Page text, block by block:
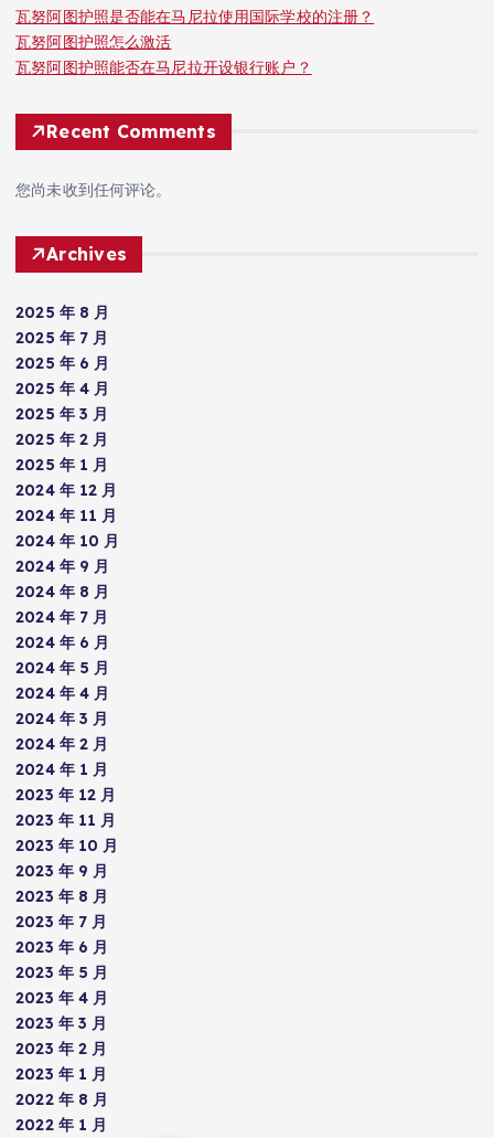
瓦努阿图护照是否能在马尼拉使用国际学校的注册？
瓦努阿图护照怎么激活
瓦努阿图护照能否在马尼拉开设银行账户？
Recent Comments
您尚未收到任何评论。
Archives
2025 年 8 月
2025 年 7 月
2025 年 6 月
2025 年 4 月
2025 年 3 月
2025 年 2 月
2025 年 1 月
2024 年 12 月
2024 年 11 月
2024 年 10 月
2024 年 9 月
2024 年 8 月
2024 年 7 月
2024 年 6 月
2024 年 5 月
2024 年 4 月
2024 年 3 月
2024 年 2 月
2024 年 1 月
2023 年 12 月
2023 年 11 月
2023 年 10 月
2023 年 9 月
2023 年 8 月
2023 年 7 月
2023 年 6 月
2023 年 5 月
2023 年 4 月
2023 年 3 月
2023 年 2 月
2023 年 1 月
2022 年 8 月
2022 年 1 月